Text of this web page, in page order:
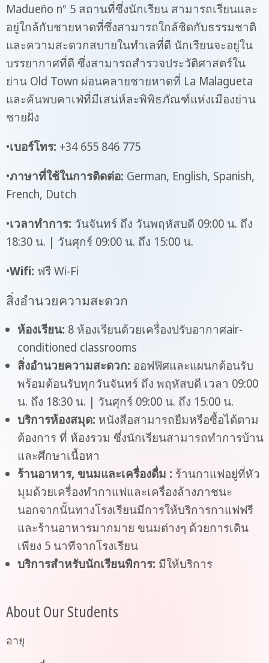
Madueño nº 5 สถานที่ซึ่งนักเรียน สามารถเรียนและ
อยู่ใกล้กับชายหาดที่ซึ่งสามารถใกล้ชิดกับธรรมชาติ
และความสะดวกสบายในทำเลที่ดี นักเรียนจะอยู่ใน
บรรยากาศที่ดี ซึ่งสามารถสำรวจประวัติศาสตร์ใน
ย่าน Old Town ผ่อนคลายชายหาดที่ La Malagueta
และค้นพบคาเฟ่ที่มีเสน่ห์ละพิพิธภัณฑ์แห่งเมืองย่าน
ชายฝั่ง
•เบอร์โทร: +34 655 846 775
•ภาษาที่ใช้ในการติดต่อ: German, English, Spanish,
French, Dutch
•เวลาทำการ: วันจันทร์ ถึง วันพฤหัสบดี 09:00 น. ถึง
18:30 น. | วันศุกร์ 09:00 น. ถึง 15:00 น.
•Wifi: ฟรี Wi-Fi
สิ่งอำนวยความสะดวก
ห้องเรียน: 8 ห้องเรียนด้วยเครื่องปรับอากาศair-
conditioned classrooms
สิ่งอำนวยความสะดวก: ออฟฟิศและแผนกต้อนรับ
พร้อมต้อนรับทุกวันจันทร์ ถึง พฤหัสบดี เวลา 09:00
น. ถึง 18:30 น. | วันศุกร์ 09:00 น. ถึง 15:00 น.
บริการห้องสมุด: หนังสือสามารถยืมหรือซื้อได้ตาม
ต้องการ ที่ ห้องรวม ซึ่งนักเรียนสามารถทำการบ้าน
และศึกษาเนื้อหา
ร้านอาหาร, ขนมและเครื่องดื่ม : ร้านกาแฟอยู่ที่หัว
มุมด้วยเครื่องทำกาแฟและเครื่องล้างภาชนะ
นอกจากนั้นทางโรงเรียนมีการให้บริการกาแฟฟรี
และร้านอาหารมากมาย ขนมต่างๆ ด้วยการเดิน
เพียง 5 นาทีจากโรงเรียน
บริการสำหรับนักเรียนพิการ: มีให้บริการ
About Our Students
อายุ